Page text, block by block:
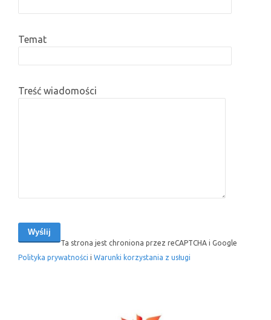
Temat
Treść wiadomości
Ta strona jest chroniona przez reCAPTCHA i Google
Polityka prywatności i Warunki korzystania z usługi